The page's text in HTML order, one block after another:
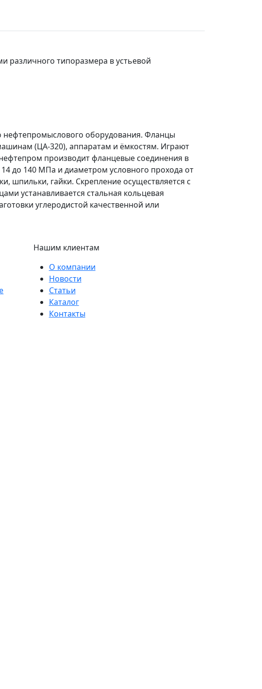
различного типоразмера в устьевой
нефтепромыслового оборудования. Флaнцы
(ЦА-320), аппаратам и ёмкостям. Играют
производит фланцевые соединения в
до 140 МПа и диаметром условного прохода от
шпильки, гайки. Скрепление осуществляется с
устанавливается стальная кольцевая
углеродистой качественной или
Нашим клиентам
О компании
Новости
Статьи
Каталог
Контакты